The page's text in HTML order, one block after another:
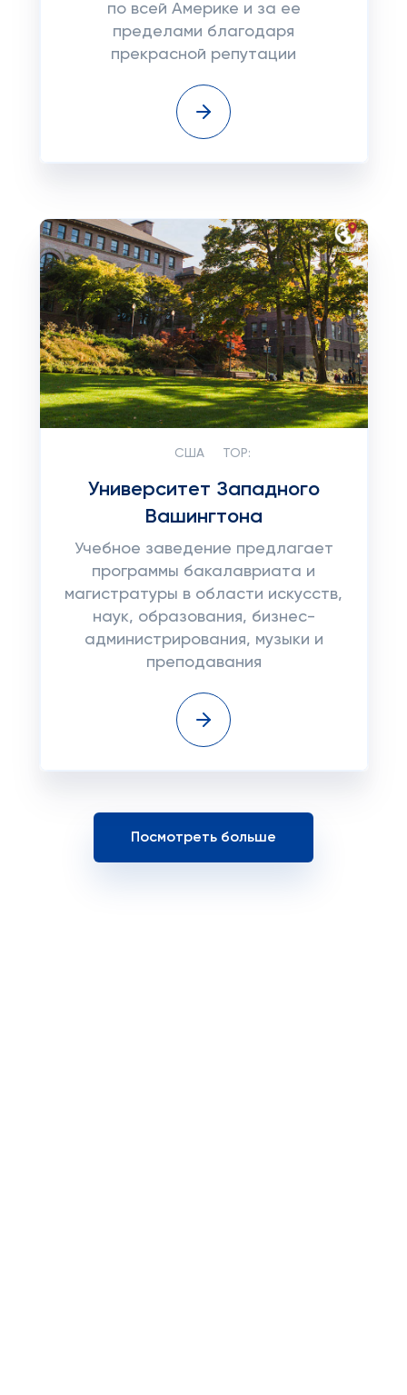
по всей Америке и за ее
пределами благодаря
прекрасной репутации
США TOP:
Университет Западного
Вашингтона
Учебное заведение предлагает
программы бакалавриата и
магистратуры в области искусств,
наук, образования, бизнес-
администрирования, музыки и
преподавания
Посмотреть больше